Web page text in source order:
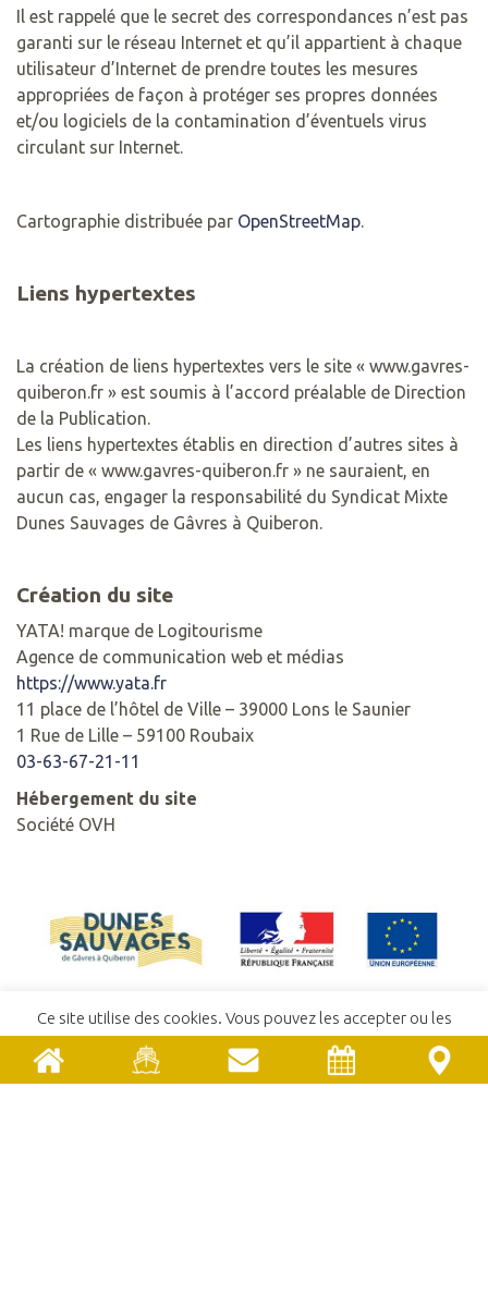
Il est rappelé que le secret des correspondances n’est pas
garanti sur le réseau Internet et qu’il appartient à chaque
utilisateur d’Internet de prendre toutes les mesures
appropriées de façon à protéger ses propres données
et/ou logiciels de la contamination d’éventuels virus
circulant sur Internet.
Cartographie distribuée par OpenStreetMap.
Liens hypertextes
La création de liens hypertextes vers le site « www.gavres-
quiberon.fr » est soumis à l’accord préalable de Direction
de la Publication.
Les liens hypertextes établis en direction d’autres sites à
partir de « www.gavres-quiberon.fr » ne sauraient, en
aucun cas, engager la responsabilité du Syndicat Mixte
Dunes Sauvages de Gâvres à Quiberon.
Création du site
YATA! marque de Logitourisme
Agence de communication web et médias
https://www.yata.fr
11 place de l’hôtel de Ville – 39000 Lons le Saunier
1 Rue de Lille – 59100 Roubaix
03-63-67-21-11
Hébergement du site
Société OVH
Ce site utilise des cookies. Vous pouvez les accepter ou les
ACCEPTER REFUSER En savoir plus